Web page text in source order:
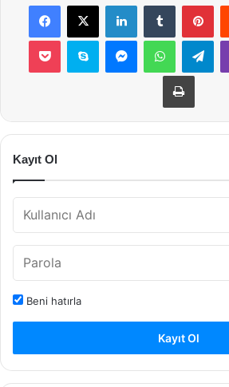
Facebook
X LinkedInTumblr
Pocket Skype MessengerWhatsApp
Yazdır
Kayıt Ol
Beni hatırla
Kayıt Ol